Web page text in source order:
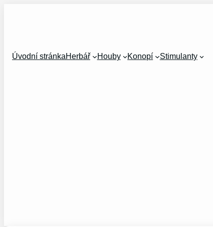
Úvodní stránkaHerbář Houby Konopí Stimulanty